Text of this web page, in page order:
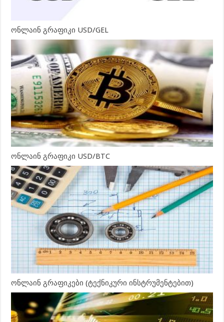
ონლაინ გრაფიკი USD/GEL
ონლაინ გრაფიკი USD/BTC
ონლაინ გრაფიკები (ტექნიკური ინსტრუმენტებით)